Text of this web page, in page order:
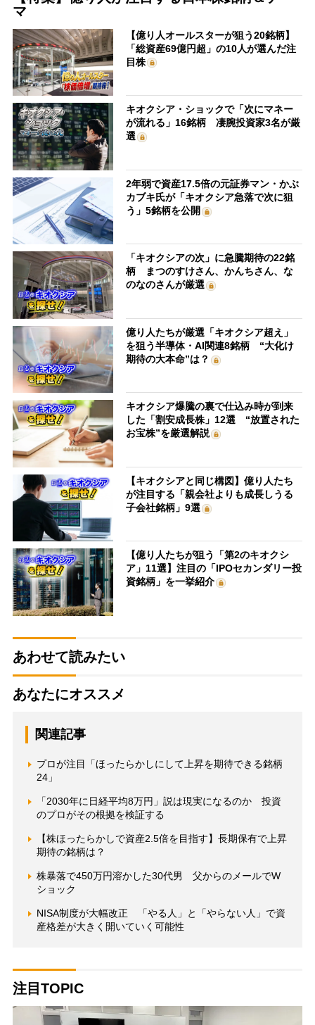
マ
【億り人オールスターが狙う20銘柄】
「総資産69億円超」の10人が選んだ注
目株
キオクシア・ショックで「次にマネー
が流れる」16銘柄 凄腕投資家3名が厳
選
2年弱で資産17.5倍の元証券マン・かぶ
カブキ氏が「キオクシア急落で次に狙
う」5銘柄を公開
「キオクシアの次」に急騰期待の22銘
柄 まつのすけさん、かんちさん、な
のなのさんが厳選
億り人たちが厳選「キオクシア超え」
を狙う半導体・AI関連8銘柄 “大化け
期待の大本命”は？
キオクシア爆騰の裏で仕込み時が到来
した「割安成長株」12選 “放置された
お宝株”を厳選解説
【キオクシアと同じ構図】億り人たち
が注目する「親会社よりも成長しうる
子会社銘柄」9選
【億り人たちが狙う「第2のキオクシ
ア」11選】注目の「IPOセカンダリー投
資銘柄」を一挙紹介
あわせて読みたい
あなたにオススメ
関連記事
プロが注目「ほったらかしにして上昇を期待できる銘柄
24」
「2030年に日経平均8万円」説は現実になるのか 投資
のプロがその根拠を検証する
【株ほったらかしで資産2.5倍を目指す】長期保有で上昇
期待の銘柄は？
株暴落で450万円溶かした30代男 父からのメールでW
ショック
NISA制度が大幅改正 「やる人」と「やらない人」で資
産格差が大きく開いていく可能性
注目TOPIC